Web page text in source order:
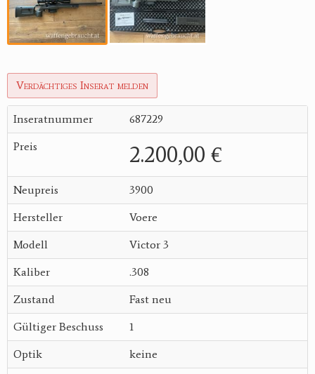
Verdächtiges Inserat melden
Inseratnummer 687229
Preis 2.200,00 €
Neupreis 3900
Hersteller Voere
Modell Victor 3
Kaliber .308
Zustand Fast neu
Gültiger Beschuss 1
Optik keine